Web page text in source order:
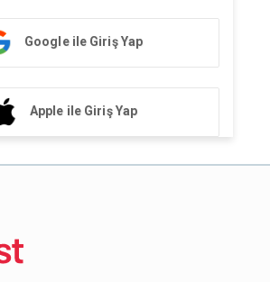
Google ile Giriş Yap
Apple ile Giriş Yap